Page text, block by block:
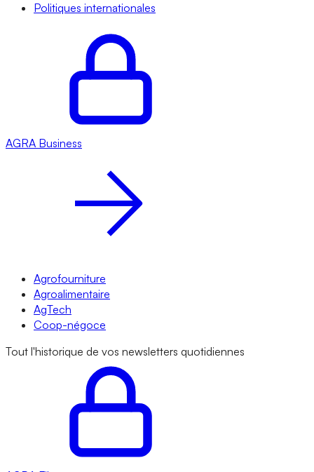
Politiques internationales
AGRA Business
Agrofourniture
Agroalimentaire
AgTech
Coop-négoce
Tout l'historique de vos newsletters quotidiennes